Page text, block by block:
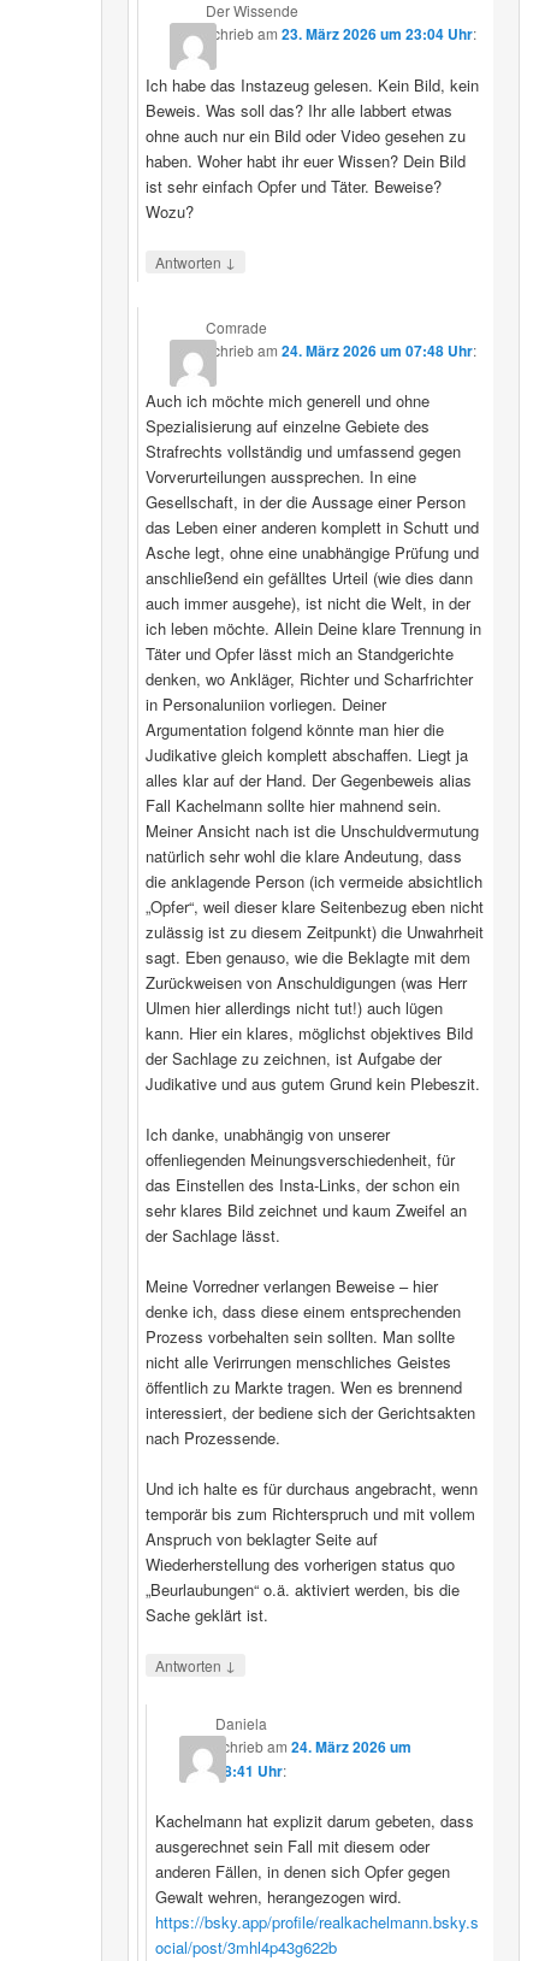
Der Wissende
schriebam23. März 2026 um 23:04 Uhr:
Ich habe das Instazeug gelesen. Kein Bild, kein
Beweis. Was soll das? Ihr alle labbert etwas
ohne auch nur ein Bild oder Video gesehen zu
haben. Woher habt ihr euer Wissen? Dein Bild
ist sehr einfach Opfer und Täter. Beweise?
Wozu?
Antworten ↓
Comrade
schriebam24. März 2026 um 07:48 Uhr:
Auch ich möchte mich generell und ohne
Spezialisierung auf einzelne Gebiete des
Strafrechts vollständig und umfassend gegen
Vorverurteilungen aussprechen. In eine
Gesellschaft, in der die Aussage einer Person
das Leben einer anderen komplett in Schutt und
Asche legt, ohne eine unabhängige Prüfung und
anschließend ein gefälltes Urteil (wie dies dann
auch immer ausgehe), ist nicht die Welt, in der
ich leben möchte. Allein Deine klare Trennung in
Täter und Opfer lässt mich an Standgerichte
denken, wo Ankläger, Richter und Scharfrichter
in Personaluniion vorliegen. Deiner
Argumentation folgend könnte man hier die
Judikative gleich komplett abschaffen. Liegt ja
alles klar auf der Hand. Der Gegenbeweis alias
Fall Kachelmann sollte hier mahnend sein.
Meiner Ansicht nach ist die Unschuldvermutung
natürlich sehr wohl die klare Andeutung, dass
die anklagende Person (ich vermeide absichtlich
„Opfer“, weil dieser klare Seitenbezug eben nicht
zulässig ist zu diesem Zeitpunkt) die Unwahrheit
sagt. Eben genauso, wie die Beklagte mit dem
Zurückweisen von Anschuldigungen (was Herr
Ulmen hier allerdings nicht tut!) auch lügen
kann. Hier ein klares, möglichst objektives Bild
der Sachlage zu zeichnen, ist Aufgabe der
Judikative und aus gutem Grund kein Plebeszit.
Ich danke, unabhängig von unserer
offenliegenden Meinungsverschiedenheit, für
das Einstellen des Insta-Links, der schon ein
sehr klares Bild zeichnet und kaum Zweifel an
der Sachlage lässt.
Meine Vorredner verlangen Beweise – hier
denke ich, dass diese einem entsprechenden
Prozess vorbehalten sein sollten. Man sollte
nicht alle Verirrungen menschliches Geistes
öffentlich zu Markte tragen. Wen es brennend
interessiert, der bediene sich der Gerichtsakten
nach Prozessende.
Und ich halte es für durchaus angebracht, wenn
temporär bis zum Richterspruch und mit vollem
Anspruch von beklagter Seite auf
Wiederherstellung des vorherigen status quo
„Beurlaubungen“ o.ä. aktiviert werden, bis die
Sache geklärt ist.
Antworten ↓
Daniela
schriebam 24. März 2026 um
08:41 Uhr:
Kachelmann hat explizit darum gebeten, dass
ausgerechnet sein Fall mit diesem oder
anderen Fällen, in denen sich Opfer gegen
Gewalt wehren, herangezogen wird.
https://bsky.app/profile/realkachelmann.bsky.s
ocial/post/3mhl4p43g622b